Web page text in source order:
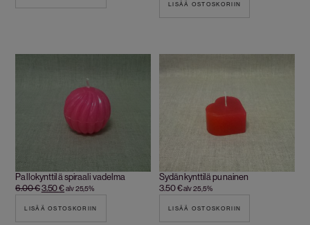
LISÄÄ OSTOSKORIIN
Pallokynttilä spiraali vadelma
6.00€3.50€alv 25,5%
LISÄÄ OSTOSKORIIN
Sydänkynttilä punainen
3.50€alv 25,5%
LISÄÄ OSTOSKORIIN